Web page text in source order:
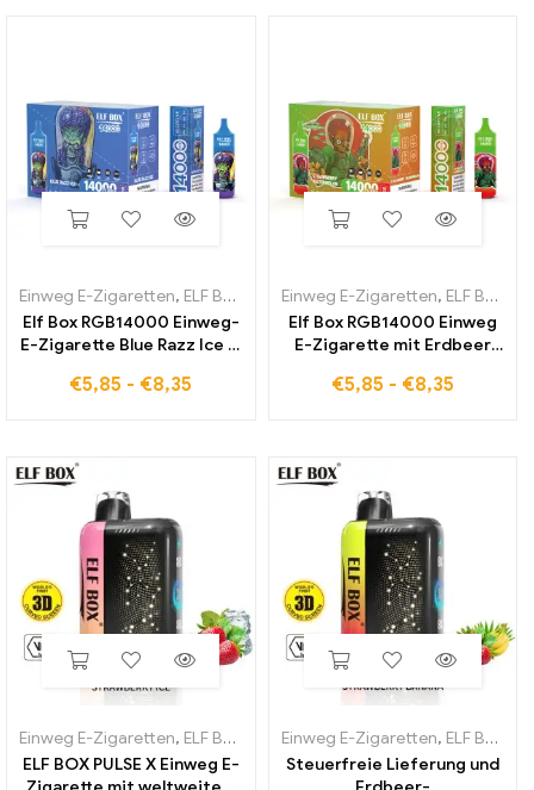
Einweg E-Zigaretten, ELF BOX RGB14000
Elf Box RGB14000 Einweg-
E-Zigarette Blue Razz Ice in
Preisen
€5,85 - €8,35
Einweg E-Zigaretten, ELF BOX RGB14000
Elf Box RGB14000 Einweg
E-Zigarette mit Erdbeer
Geschmack weltweit
€5,85 - €8,35
Einweg E-Zigaretten, ELF BOX PULSE X
ELF BOX PULSE X Einweg E-
Einweg E-Zigaretten, ELF BOX PULSE X
Steuerfreie Lieferung und